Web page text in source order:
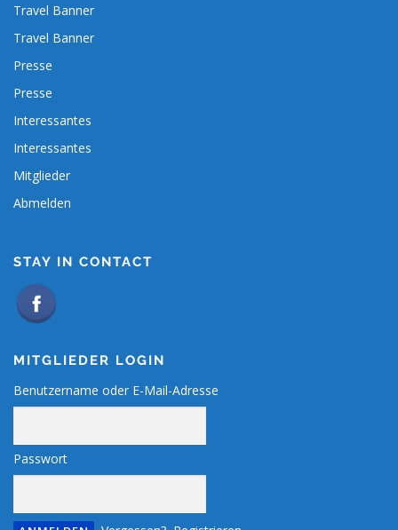
Travel Banner
Travel Banner
Presse
Presse
Interessantes
Interessantes
Mitglieder
Abmelden
STAY IN CONTACT
MITGLIEDER LOGIN
Benutzername oder E-Mail-Adresse
Passwort